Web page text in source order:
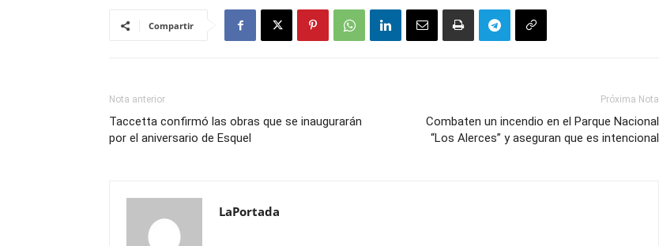
Compartir
Nota anterior
Taccetta confirmó las obras que se inaugurarán
por el aniversario de Esquel
Próxima Nota
Combaten un incendio en el Parque Nacional
“Los Alerces” y aseguran que es intencional
LaPortada